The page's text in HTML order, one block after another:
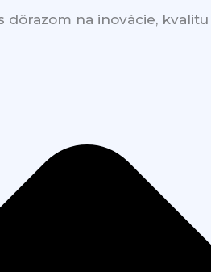
na inovácie,